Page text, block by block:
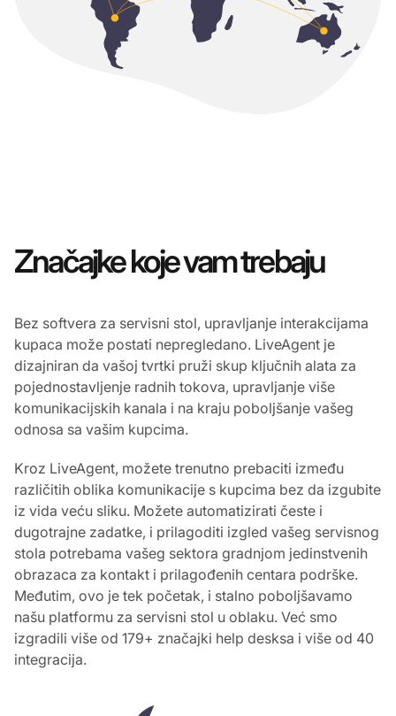
Značajke koje vam trebaju
Bez softvera za servisni stol, upravljanje interakcijama
kupaca može postati nepregledano. LiveAgent je
dizajniran da vašoj tvrtki pruži skup ključnih alata za
pojednostavljenje radnih tokova, upravljanje više
komunikacijskih kanala i na kraju poboljšanje vašeg
odnosa sa vašim kupcima.
Kroz LiveAgent, možete trenutno prebaciti između
različitih oblika komunikacije s kupcima bez da izgubite
iz vida veću sliku. Možete automatizirati česte i
dugotrajne zadatke, i prilagoditi izgled vašeg servisnog
stola potrebama vašeg sektora gradnjom jedinstvenih
obrazaca za kontakt i prilagođenih centara podrške.
Međutim, ovo je tek početak, i stalno poboljšavamo
našu platformu za servisni stol u oblaku. Već smo
izgradili više od 179+ značajki help desksa i više od 40
integracija.